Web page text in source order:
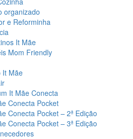
organizado
e Reforminha
It Mãe
Mom Friendly
It Mãe
It Mãe Conecta
Conecta Pocket
Conecta Pocket – 2ª Edição
Conecta Pocket – 3ª Edição